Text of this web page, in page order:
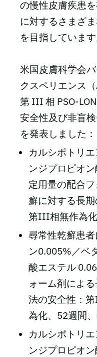
の慢性皮膚疾患
に対するさまざ
を目指しています
米国皮膚科学会
クスペリエンス（
第 III 相 PSO-
安全性及び非盲
を発表しました：
カルシポトリ
ンジプロピオ
定用量の配合
癬に対する長期
第III相無作為
尋常性乾癬患
ン0.005%／ベ
酸エステル
ォーム剤によ
法の安全性：
為化、52週間
カルシポトリ
ンジプロピオ